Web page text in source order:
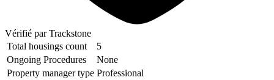
Vérifié par Trackstone
Total housings count
5
Ongoing Procedures
None
Property manager type Professional